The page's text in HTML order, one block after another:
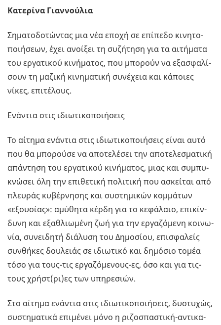
Κατερίνα Γιαννούλια
Ση­µα­το­δο­τώ­ντας µια νέα εποχή σε επί­πε­δο κι­νη­το­
ποι­ή­σε­ων, έχει ανοί­ξει τη συ­ζή­τη­ση για τα αι­τή­µα­τα
του ερ­γα­τι­κού κι­νή­µα­τος, που µπο­ρούν να εξα­σφα­λί­
σουν τη µα­ζι­κή κι­νη­µα­τι­κή συ­νέ­χεια και κά­ποιες
νίκες, επι­τέ­λους.
Ενά­ντια στις ιδιω­τι­κο­ποι­ή­σεις
Το αί­τη­µα ενά­ντια στις ιδιω­τι­κο­ποι­ή­σεις είναι αυτό
που θα µπο­ρού­σε να απο­τε­λέ­σει την απο­τε­λε­σµα­τι­κή
απά­ντη­ση του ερ­γα­τι­κού κι­νή­µα­τος, µιας και συ­µπυ­
κνώ­σει όλη την επι­θε­τι­κή πο­λι­τι­κή που ασκεί­ται από
πλευ­ράς κυ­βέρ­νη­σης και συ­στη­µι­κών κο­µµά­των
«εξου­σί­ας»: αµύ­θη­τα κέρδη για το κε­φά­λαιο, επι­κίν­
δυ­νη και εξα­θλιω­µέ­νη ζωή για την ερ­γα­ζό­µε­νη κοι­νω­
νία, συ­νει­δη­τή διά­λυ­ση του Δη­µο­σί­ου, επι­σφα­λείς
συν­θή­κες δου­λειάς σε ιδιω­τι­κό και δη­µό­σιο τοµέα
τόσο για τους-τις ερ­γα­ζό­µε­νους-ες, όσο και για τις-
τους χρήστ(ρι)ες των υπη­ρε­σιών.
Στο αί­τη­µα ενά­ντια στις ιδιω­τι­κο­ποι­ή­σεις, δυ­στυ­χώς,
συ­στη­µα­τι­κά επι­µέ­νει µόνο η ρι­ζο­σπα­στι­κή-αντι­κα­